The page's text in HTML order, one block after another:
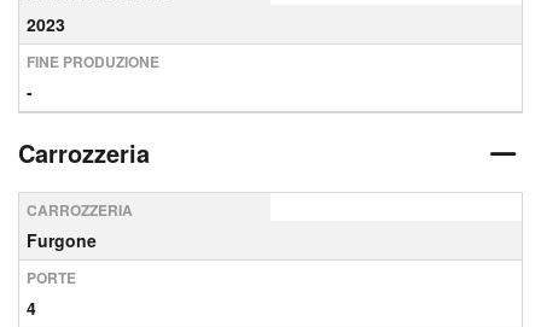
2023
FINE PRODUZIONE
-
Carrozzeria
CARROZZERIA
Furgone
PORTE
4